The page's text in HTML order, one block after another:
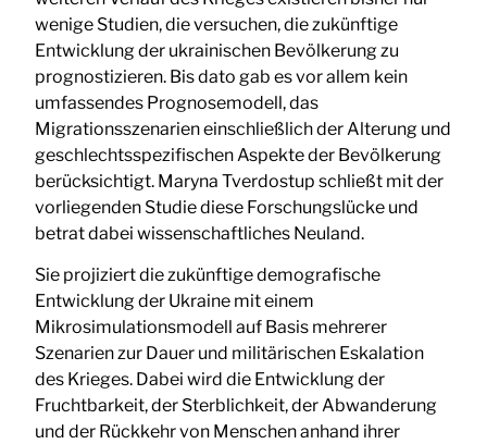
wenige Studien, die versuchen, die zukünftige
Entwicklung der ukrainischen Bevölkerung zu
prognostizieren. Bis dato gab es vor allem kein
umfassendes Prognosemodell, das
Migrationsszenarien einschließlich der Alterung und
geschlechtsspezifischen Aspekte der Bevölkerung
berücksichtigt. Maryna Tverdostup schließt mit der
vorliegenden Studie diese Forschungslücke und
betrat dabei wissenschaftliches Neuland.
Sie projiziert die zukünftige demografische
Entwicklung der Ukraine mit einem
Mikrosimulationsmodell auf Basis mehrerer
Szenarien zur Dauer und militärischen Eskalation
des Krieges. Dabei wird die Entwicklung der
Fruchtbarkeit, der Sterblichkeit, der Abwanderung
und der Rückkehr von Menschen anhand ihrer